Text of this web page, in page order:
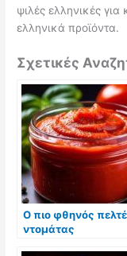
ψιλές ελληνικές
ελληνικά προϊόντα.
Σχετικές
Ο πιο φθηνός
ντομάτας